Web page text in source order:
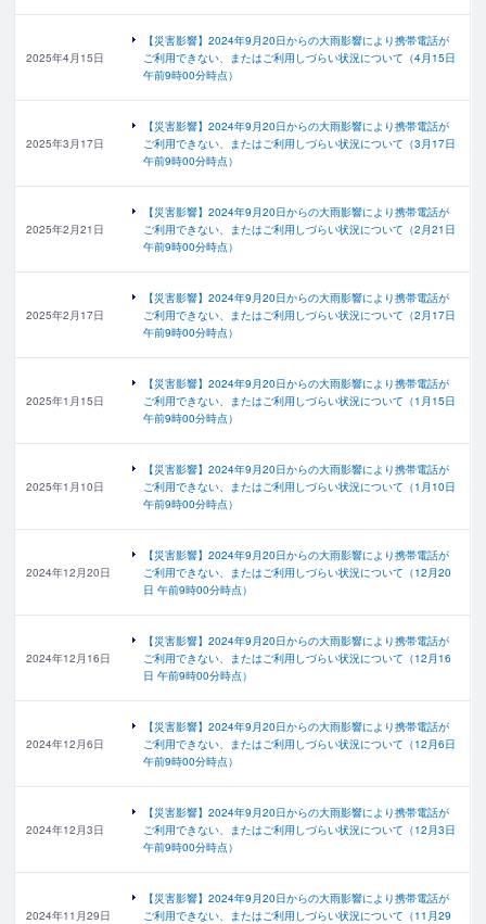
2025年4月15日
【災害影響】2024年9月20日からの大雨影響により携帯電話が
ご利用できない、またはご利用しづらい状況について（4月15日
午前9時00分時点）
2025年3月17日
【災害影響】2024年9月20日からの大雨影響により携帯電話が
ご利用できない、またはご利用しづらい状況について（3月17日
午前9時00分時点）
2025年2月21日
【災害影響】2024年9月20日からの大雨影響により携帯電話が
ご利用できない、またはご利用しづらい状況について（2月21日
午前9時00分時点）
2025年2月17日
【災害影響】2024年9月20日からの大雨影響により携帯電話が
ご利用できない、またはご利用しづらい状況について（2月17日
午前9時00分時点）
2025年1月15日
【災害影響】2024年9月20日からの大雨影響により携帯電話が
ご利用できない、またはご利用しづらい状況について（1月15日
午前9時00分時点）
2025年1月10日
【災害影響】2024年9月20日からの大雨影響により携帯電話が
ご利用できない、またはご利用しづらい状況について（1月10日
午前9時00分時点）
2024年12月20日
【災害影響】2024年9月20日からの大雨影響により携帯電話が
ご利用できない、またはご利用しづらい状況について（12月20
日 午前9時00分時点）
2024年12月16日
【災害影響】2024年9月20日からの大雨影響により携帯電話が
ご利用できない、またはご利用しづらい状況について（12月16
日 午前9時00分時点）
2024年12月6日
【災害影響】2024年9月20日からの大雨影響により携帯電話が
ご利用できない、またはご利用しづらい状況について（12月6日
午前9時00分時点）
2024年12月3日
【災害影響】2024年9月20日からの大雨影響により携帯電話が
ご利用できない、またはご利用しづらい状況について（12月3日
午前9時00分時点）
2024年11月29日
【災害影響】2024年9月20日からの大雨影響により携帯電話が
ご利用できない、またはご利用しづらい状況について（11月29